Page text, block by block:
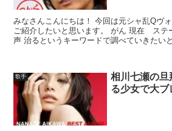
みなさんこんにちは！ 今回は元シャ乱Qヴ
ご紹介したいと思います。 がん 現在 ステ
声 治るというキーワードで調べていきたい
歌手
相川七瀬の旦
る少女で大ブ